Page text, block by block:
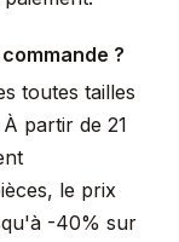
?
toutes tailles
partir de 21
le prix
-40% sur